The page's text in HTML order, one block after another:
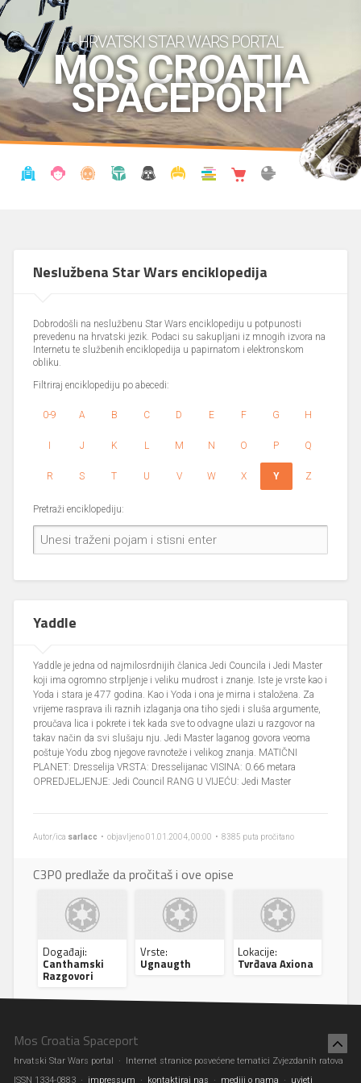
HRVATSKI STAR WARS PORTAL
MOS CROATIA
SPACEPORT
Neslužbena Star Wars enciklopedija
Dobrodošli na neslužbenu Star Wars enciklopediju u potpunosti
prevedenu na hrvatski jezik. Podaci su sakupljani iz mnogih izvora na
Internetu te službenih enciklopedija u papirnatom i elektronskom
obliku.
Filtriraj enciklopediju po abecedi:
0-9 A B C D E F G H
I J K L M N O P Q
R S T U V W X Y Z
Pretraži enciklopediju:
Yaddle
Yaddle je jedna od najmilosrdnijih članica Jedi Councila i Jedi Master
koji ima ogromno strpljenje i veliku mudrost i znanje. Iste je vrste kao i
Yoda i stara je 477 godina. Kao i Yoda i ona je mirna i staložena. Za
vrijeme rasprava ili raznih izlaganja ona tiho sjedi i sluša argumente,
proučava lica i pokrete i tek kada sve to odvagne ulazi u razgovor na
takav način da svi slušaju nju. Jedi Master laganog govora veoma
poštuje Yodu zbog njegove ravnoteže i velikog znanja. MATIČNI
PLANET: Dresselija VRSTA: Dresselijanac VISINA: 0.66 metara
OPREDJELJENJE: Jedi Council RANG U VIJEĆU: Jedi Master
Autor/ica sarlacc • objavljeno 01.01.2004, 00:00 • 8385 puta pročitano
C3P0 predlaže da pročitaš i ove opise
Događaji:
Canthamski
Razgovori
Vrste:
Ugnaugth
Lokacije:
Tvrđava Axiona
Mos Croatia Spaceport
hrvatski Star Wars portal · Internet stranice posvećene tematici Zvjezdanih ratova
ISSN 1334-0883 ·
impressum · kontaktiraj nas · mediji o nama · uvjeti